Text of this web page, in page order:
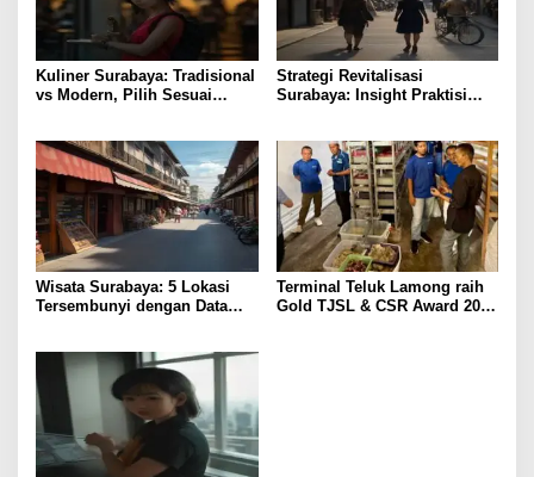
Kuliner Surabaya: Tradisional
vs Modern, Pilih Sesuai
Strategi Revitalisasi
Surabaya: Insight Praktisi
Wisata Surabaya: 5 Lokasi
Tersembunyi dengan Data
Terminal Teluk Lamong raih
Gold TJSL & CSR Award 2026